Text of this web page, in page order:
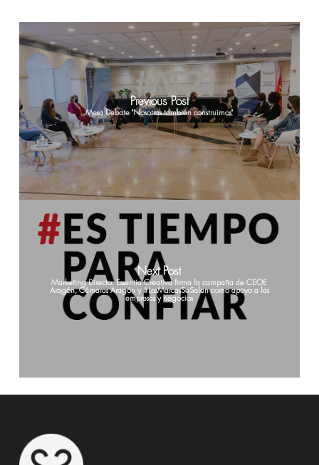
Previous Post
Mesa Debate "Nosotras también construimos"
Next Post
Marketing Directo: Essentia Creativa firma la campaña de CEOE
Aragón, Cámaras Aragón y #LasMarcasSeSalen como apoyo a las
empresas y negocios